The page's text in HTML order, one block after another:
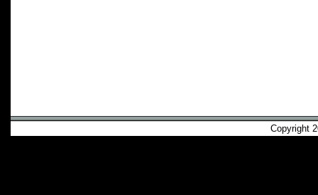
Copyright